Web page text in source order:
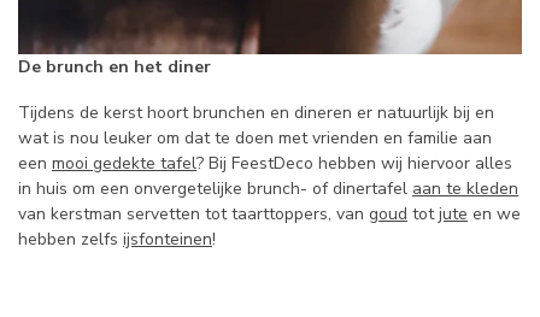
De brunch en het diner
Tijdens de kerst hoort brunchen en dineren er natuurlijk bij en
wat is nou leuker om dat te doen met vrienden en familie aan
een mooi gedekte tafel? Bij FeestDeco hebben wij hiervoor alles
in huis om een onvergetelijke brunch- of dinertafel aan te kleden
van kerstman servetten tot taarttoppers, van goud totjute en we
hebben zelfs ijsfonteinen!